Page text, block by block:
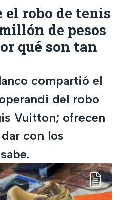
el robo de tenis
de pesos
qué son tan
compartió el
del robo
Vuitton; ofrecen
con los